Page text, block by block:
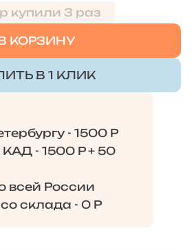
купили 3 раз
КОРЗИНУ
В 1 КЛИК
- 1500 Р
- 1500 Р + 50
всей России
склада - 0 Р